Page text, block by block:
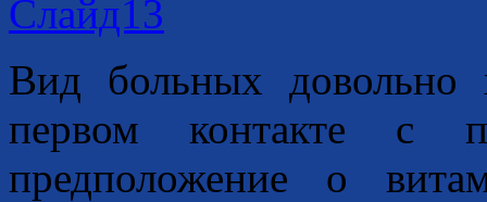
Вид больных довольно
первом контакте с
предположение о